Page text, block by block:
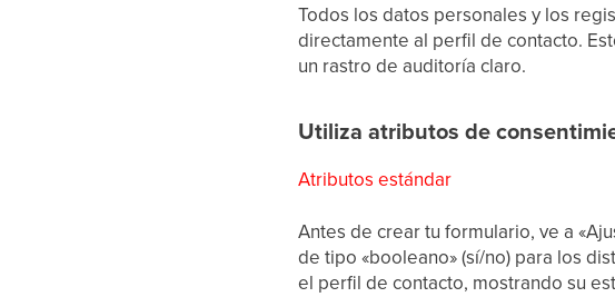
Todos los datos personales y los
directamente al perfil de contacto.
un rastro de auditoría claro.
Utiliza atributos de
Atributos estándar
Antes de crear tu formulario, ve a
de tipo «booleano» (sí/no) para los
el perfil de contacto, mostrando su